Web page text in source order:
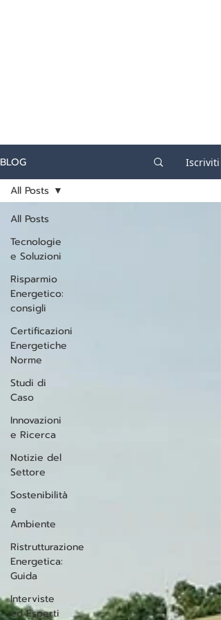
BLOG Iscriviti
All Posts
Tecnologie
e Soluzioni
Risparmio
Energetico:
consigli
Certificazioni
Energetiche
Norme
Studi di
Caso
Innovazioni
e Ricerca
Notizie del
Settore
Sostenibilità
e
Ambiente
Ristrutturazione
Energetica:
Guida
Interviste
ed Esperti
All Posts